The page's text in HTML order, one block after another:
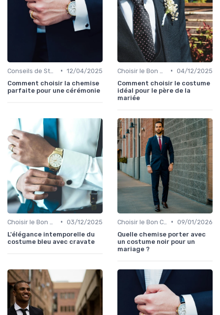
• 12/04/2025
Comment choisir la chemise
parfaite pour une cérémonie
• 04/12/2025
Comment choisir le costume
idéal pour le père de la
mariée
• 03/12/2025
L'élégance intemporelle du
costume bleu avec cravate
• 09/01/2026
Quelle chemise porter avec
un costume noir pour un
mariage ?